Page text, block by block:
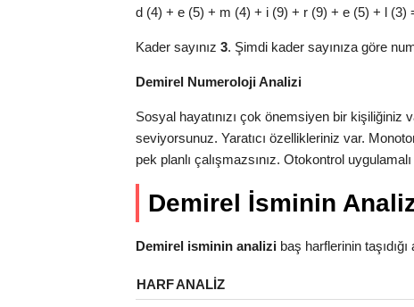
d (4) + e (5) + m (4) + i (9) + r (9) + e (5) + l (3)
Kader sayınız 3. Şimdi kader sayınıza göre
Demirel Numeroloji Analizi
Sosyal hayatınızı çok önemsiyen bir kişiliğiniz
seviyorsunuz. Yaratıcı özellikleriniz var.
pek planlı çalışmazsınız. Otokontrol
Demirel İsminin
Demirel isminin analizi baş harflerinin
HARFANALIZ